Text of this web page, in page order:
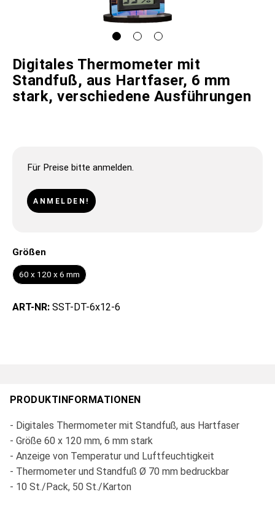
Digitales Thermometer mit
Standfuß, aus Hartfaser, 6 mm
stark, verschiedene Ausführungen
Für Preise bitte anmelden.
ANMELDEN!
Größen
60 x 120 x 6 mm
ART-NR: SST-DT-6x12-6
PRODUKTINFORMATIONEN
- Digitales Thermometer mit Standfuß, aus Hartfaser
- Größe 60 x 120 mm, 6 mm stark
- Anzeige von Temperatur und Luftfeuchtigkeit
- Thermometer und Standfuß Ø 70 mm bedruckbar
- 10 St./Pack, 50 St./Karton